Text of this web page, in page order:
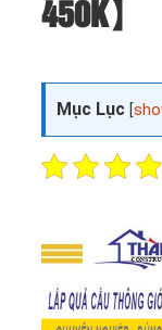
450K】
Mục Lục [